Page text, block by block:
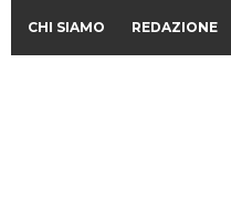
CHI SIAMO REDAZIONE